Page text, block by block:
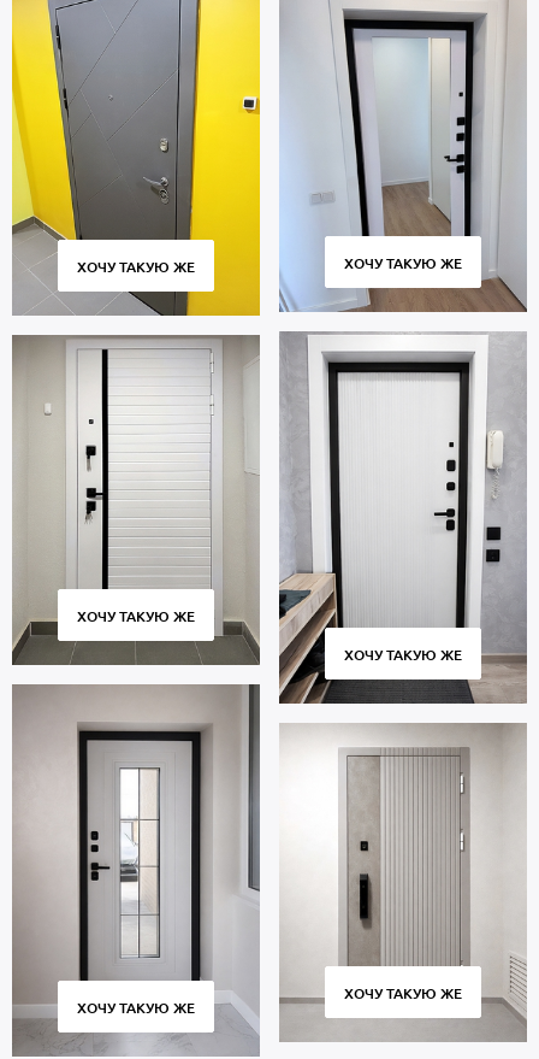
ХОЧУ ТАКУЮ ЖЕ
ХОЧУ ТАКУЮ ЖЕ
ХОЧУ ТАКУЮ ЖЕ
ХОЧУ ТАКУЮ ЖЕ
ХОЧУ ТАКУЮ ЖЕ
ХОЧУ ТАКУЮ ЖЕ